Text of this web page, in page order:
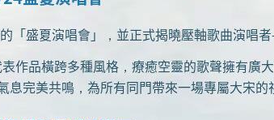
盛夏演唱會」，並正式揭曉壓軸歌曲演唱
作品橫跨多種風格，療癒空靈的歌聲擁有
完美共鳴，為所有同門帶來一場專屬大宋的